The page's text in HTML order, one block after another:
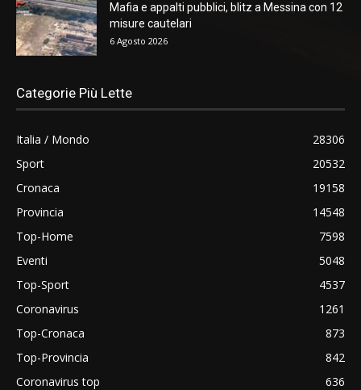
Mafia e appalti pubblici, blitz a Messina con 12
misure cautelari
6 Agosto 2026
Categorie Più Lette
Italia / Mondo
28306
Sport
20532
Cronaca
19158
Provincia
14548
Top-Home
7598
Eventi
5048
Top-Sport
4537
Coronavirus
1261
Top-Cronaca
873
Top-Provincia
842
Coronavirus top
636